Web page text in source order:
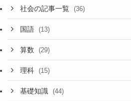
社会の記事一覧 (36)
国語 (13)
算数 (29)
理科 (15)
基礎知識 (44)